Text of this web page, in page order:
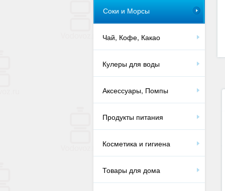
Соки и Морсы
Чай, Кофе, Какао
Кулеры для воды
Аксессуары, Помпы
Продукты питания
Косметика и гигиена
Товары для дома